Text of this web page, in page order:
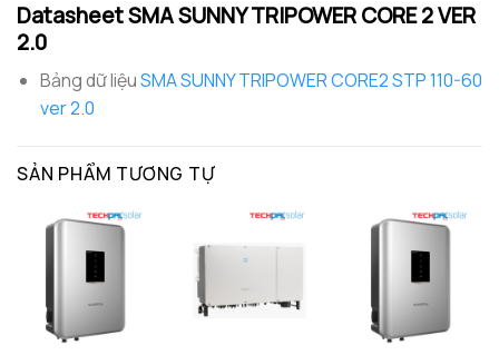
Datasheet SMASUNNY TRIPOWER CORE 2 VER
2.0
Bảng dữ liệuSMA SUNNY TRIPOWER CORE2 STP 110-60
ver 2.0
SẢN PHẨM TƯƠNG TỰ